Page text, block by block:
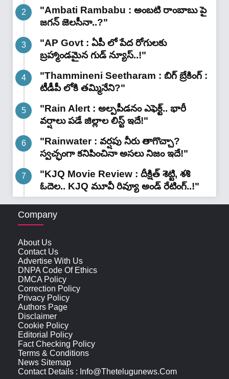
"Ambati Rambabu : అంబటి రాంబాబు పై
జగన్ జెలసీనా..?"
"AP Govt : ఏపీ లో పేద రోగులకు
బ్రహ్మాండమైన గుడ్ న్యూస్..!"
"Thammineni Seetharam : బిగ్ బ్రేకింగ్ :
టీడీపీ లోకి తమ్మినేని?"
"Rain Alert : అల్పపీడనం ఎఫెక్ట్.. భారీ
వర్షాలు పడే జిల్లాల లిస్ట్ ఇదే!"
"Rainwater : వర్షపు నీరు తాగొచ్చా?
స్వచ్ఛంగా కనిపించినా అసలు నిజం ఇదే!"
"KJQ Movie Review : దీక్షిత్ శెట్టి, శశి
ఓదెల.. KJQ మూవీ రివ్యూ అండ్ రేటింగ్‌..!"
Company
About Us
Contact Us
Advertise With Us
DNPA Code Of Ethics
DMCA Policy
Correction Policy
Privacy Policy
Authors Page
Disclaimer
Cookie Policy
Editorial Policy
Fact Checking Policy
Terms & Conditions
News Sitemap
Contact Details : Info@thetelugunews.com